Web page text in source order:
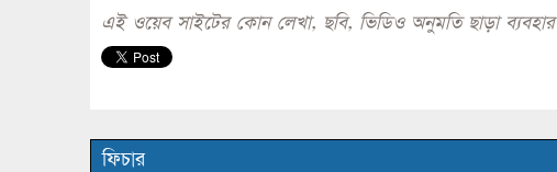
এই ওয়েব সাইটের কোন লেখা, ছবি, ভিডিও অনুমতি ছাড়া
ফিচার